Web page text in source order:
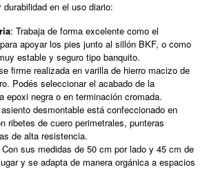
en el uso diario:
: Trabaja de forma excelente como el
apoyar los pies junto al sillón BKF, o como
estable y seguro tipo banquito.
firme realizada en varilla de hierro macizo de
Podés seleccionar el acabado de la
epoxi negra o en terminación cromada.
desmontable está confeccionado en
ribetes de cuero perimetrales, punteras
de alta resistencia.
Con sus medidas de 50 cm por lado y 45 cm de
y se adapta de manera orgánica a espacios